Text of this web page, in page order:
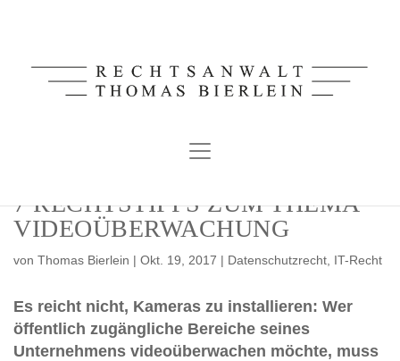
7 RECHTSTIPPS ZUM THEMA
VIDEOÜBERWACHUNG
von Thomas Bierlein | Okt. 19, 2017 | Datenschutzrecht IT-Recht
Es reicht nicht, Kameras zu installieren: Wer
öffentlich zugängliche Bereiche seines
Unternehmens videoüberwachen möchte, muss